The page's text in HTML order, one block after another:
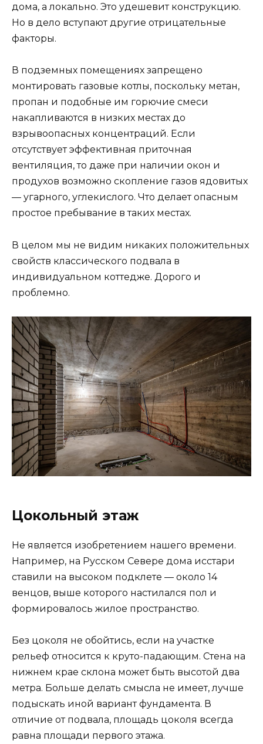
дома, а локально. Это удешевит конструкцию.
Но в дело вступают другие отрицательные
факторы.
В подземных помещениях запрещено
монтировать газовые котлы, поскольку метан,
пропан и подобные им горючие смеси
накапливаются в низких местах до
взрывоопасных концентраций. Если
отсутствует эффективная приточная
вентиляция, то даже при наличии окон и
продухов возможно скопление газов ядовитых
— угарного, углекислого. Что делает опасным
простое пребывание в таких местах.
В целом мы не видим никаких положительных
свойств классического подвала в
индивидуальном коттедже. Дорого и
проблемно.
Цокольный этаж
Не является изобретением нашего времени.
Например, на Русском Севере дома исстари
ставили на высоком подклете — около 14
венцов, выше которого настилался пол и
формировалось жилое пространство.
Без цоколя не обойтись, если на участке
рельеф относится к круто-падающим. Стена на
нижнем крае склона может быть высотой два
метра. Больше делать смысла не имеет, лучше
подыскать иной вариант фундамента. В
отличие от подвала, площадь цоколя всегда
равна площади первого этажа.